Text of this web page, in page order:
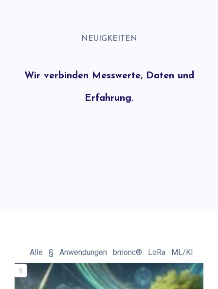
NEUIGKEITEN
Wir verbinden Messwerte, Daten und
Erfahrung.
Alle § Anwendungen bmonc® LoRa ML/KI
§